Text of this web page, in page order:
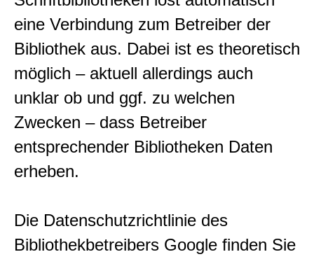
eine Verbindung zum Betreiber der
Bibliothek aus. Dabei ist es theoretisch
möglich – aktuell allerdings auch
unklar ob und ggf. zu welchen
Zwecken – dass Betreiber
entsprechender Bibliotheken Daten
erheben.
Die Datenschutzrichtlinie des
Bibliothekbetreibers Google finden Sie